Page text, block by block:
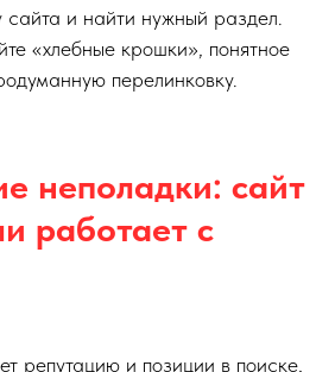
сайта и найти нужный раздел.
«хлебные крошки», понятное
перелинковку.
неполадки: сайт
работает с
репутацию и позиции в поиске,